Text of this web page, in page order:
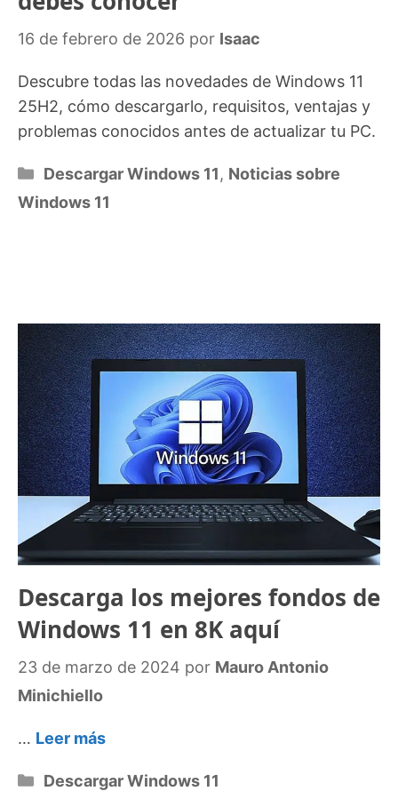
16 de febrero de 2026 por Isaac
Descubre todas las novedades de Windows 11
25H2, cómo descargarlo, requisitos, ventajas y
problemas conocidos antes de actualizar tu PC.
Categorías
Descargar Windows 11, Noticias sobre
Windows 11
Descarga los mejores fondos de
Windows 11 en 8K aquí
23 de marzo de 2024 por Mauro Antonio
Minichiello
… Leer más
Categorías
Descargar Windows 11